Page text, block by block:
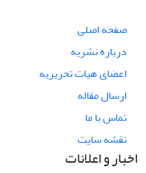
صفحه اصلی
درباره نشریه
اعضای هیات تحریریه
ارسال مقاله
تماس با ما
نقشه سایت
اخبار و اعلانات